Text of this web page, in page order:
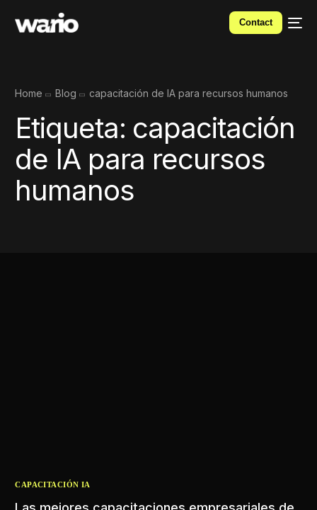
Contact
Home Blog capacitación de IA para recursos humanos
Etiqueta: capacitación
de IA para recursos
humanos
CAPACITACIÓN IA